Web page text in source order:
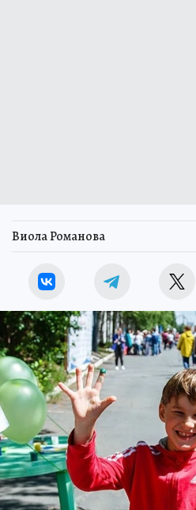
Виола Романова